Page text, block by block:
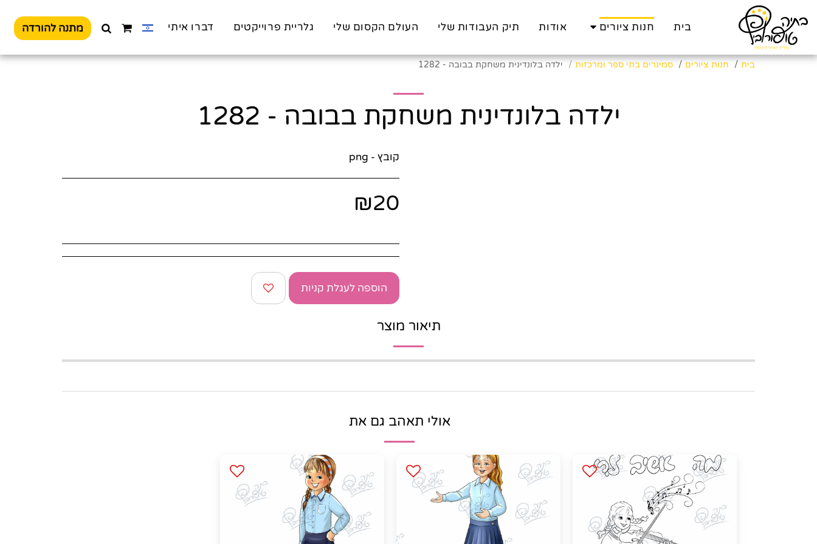
בית חנות ציורים אודות תיק העבודות שלי העולם הקסום שלי גלריית פרוייקטים דברו איתי מתנה להורדה
בית חנות ציורים סמינרים בתי ספר ומרכזות ילדה בלונדינית משחקת בבובה - 1282
ילדה בלונדינית משחקת בבובה - 1282
קובץ - png
₪20
הוספה לעגלת קניות
תיאור מוצר
אולי תאהב גם את